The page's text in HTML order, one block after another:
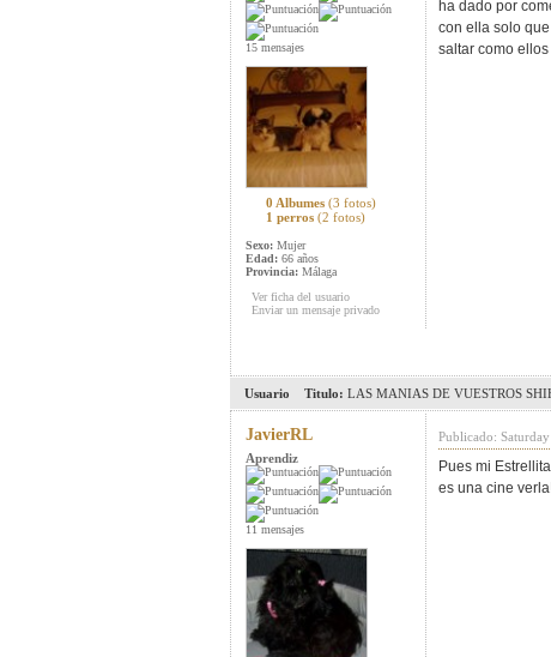
15 mensajes
0 Albumes (3 fotos)
1 perros (2 fotos)
Sexo: Mujer
Edad: 66 años
Provincia: Málaga
Ver ficha del usuario
Enviar un mensaje privado
ha dado por
con ella solo
saltar como
Usuario Titulo: LAS MANIAS DE VUESTROS
JavierRL
Aprendiz
11 mensajes
Publicado:
Pues mi
es una cine